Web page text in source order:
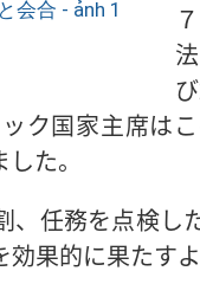
ク国家主席は
た。
、任務を点検し
果的に果たすよ